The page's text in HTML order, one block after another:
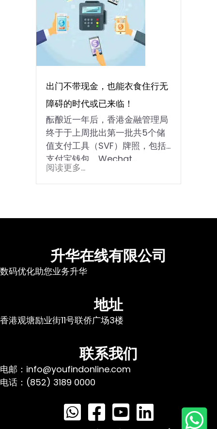
出门不带现金，也能衣食住行无
障碍的时代或已来临！
酝酿近一年后，香港金融管理局
终于于上周批出第一批共5个储
值支付工具（SVF）牌照，包括
支付宝钱包、Wechat...
阅读更多...
升华在线有限公司
数码优化助您业务升华
地址
香港观塘励业街11号联侨广场3楼
联系我们
电邮：info@youfindonline.com
电话：(852) 3189 0000